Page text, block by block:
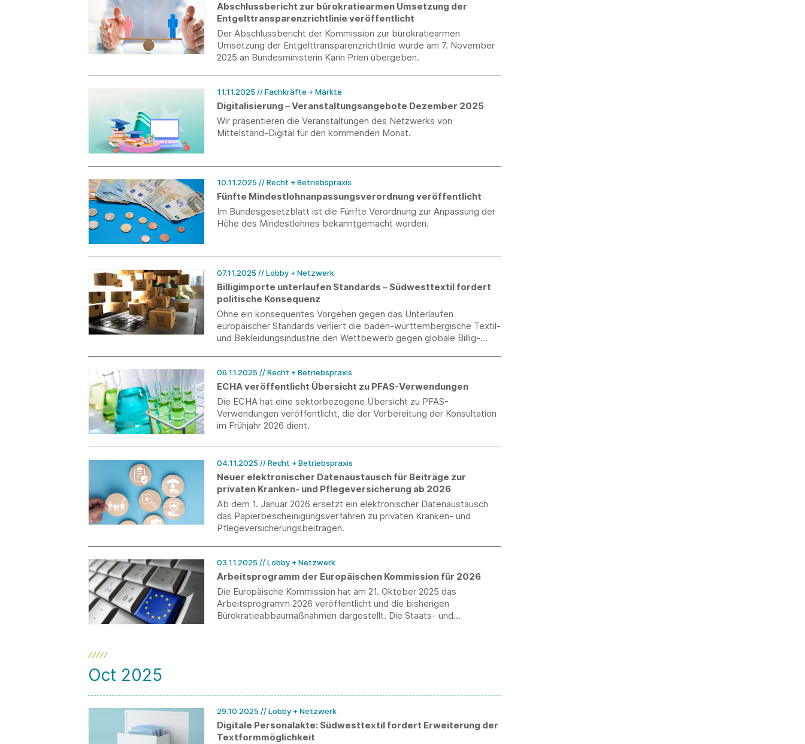
Abschlussbericht zur bürokratiearmen Umsetzung der
Entgelttransparenzrichtlinie veröffentlicht
Der Abschlussbericht der Kommission zur bürokratiearmen
Umsetzung der Entgelttransparenzrichtlinie wurde am 7. November
2025 an Bundesministerin Karin Prien übergeben.
11.11.2025 // Fachkräfte + Märkte
Digitalisierung – Veranstaltungsangebote Dezember 2025
Wir präsentieren die Veranstaltungen des Netzwerks von
Mittelstand-Digital für den kommenden Monat.
10.11.2025 // Recht + Betriebspraxis
Fünfte Mindestlohnanpassungsverordnung veröffentlicht
Im Bundesgesetzblatt ist die Fünfte Verordnung zur Anpassung der
Höhe des Mindestlohnes bekanntgemacht worden.
07.11.2025 // Lobby + Netzwerk
Billigimporte unterlaufen Standards – Südwesttextil fordert
politische Konsequenz
Ohne ein konsequentes Vorgehen gegen das Unterlaufen
europäischer Standards verliert die baden-württembergische Textil-
und Bekleidungsindustrie den Wettbewerb gegen globale Billig-
06.11.2025 // Recht + Betriebspraxis
ECHA veröffentlicht Übersicht zu PFAS-Verwendungen
Die ECHA hat eine sektorbezogene Übersicht zu PFAS-
Verwendungen veröffentlicht, die der Vorbereitung der Konsultation
im Frühjahr 2026 dient.
04.11.2025 // Recht + Betriebspraxis
Neuer elektronischer Datenaustausch für Beiträge zur
privaten Kranken- und Pflegeversicherung ab 2026
Ab dem 1. Januar 2026 ersetzt ein elektronischer Datenaustausch
das Papierbescheinigungsverfahren zu privaten Kranken- und
Pflegeversicherungsbeiträgen.
03.11.2025 // Lobby + Netzwerk
Arbeitsprogramm der Europäischen Kommission für 2026
Die Europäische Kommission hat am 21. Oktober 2025 das
Arbeitsprogramm 2026 veröffentlicht und die bisherigen
Bürokratieabbaumaßnahmen dargestellt. Die Staats- und
Oct 2025
29.10.2025 // Lobby + Netzwerk
Digitale Personalakte: Südwesttextil fordert Erweiterung der
Textformmöglichkeit